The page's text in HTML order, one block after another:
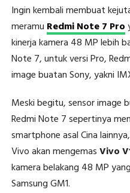
Ingin kembali membuat
meramu Redmi Note 7 Pro
kinerja kamera 48 MP lebih
Note 7, untuk versi Pro,
image buatan Sony, yakni
Meski begitu, sensor image
Redmi Note 7 sepertinya
smartphone asal Cina
Vivo akan mengemasVivo
kamera belakang 48 MP
Samsung GM1.